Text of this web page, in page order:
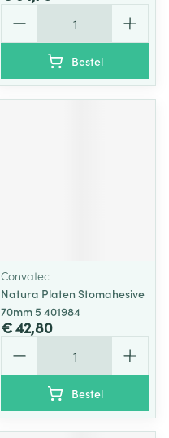
Bestel
Convatec
Natura Platen Stomahesive
70mm 5 401984
€ 42,80
Bestel